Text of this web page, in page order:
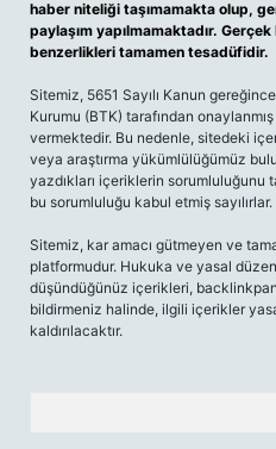
haber niteliği taşımamakta olup,
paylaşım yapılmamaktadır.
benzerlikleri tamamen tesadüfidir.
Sitemiz, 5651 Sayılı Kanun
Kurumu (BTK) tarafından
vermektedir. Bu nedenle, sitedeki
veya araştırma yükümlülüğümüz
yazdıkları içeriklerin sorumluluğunu
bu sorumluluğu kabul etmiş sayılırlar.
Sitemiz, kar amacı gütmeyen ve
platformudur. Hukuka ve yasal
düşündüğünüz içerikleri,
bildirmeniz halinde, ilgili içerikler
kaldırılacaktır.